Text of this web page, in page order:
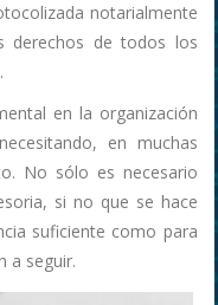
notarialmente
derechos de todos los
en la organización
en muchas
No sólo es necesario
si no que se hace
suficiente como para
a seguir.